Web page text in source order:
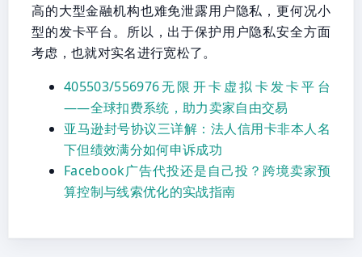
高的大型金融机构也难免泄露用户隐私，更何况小
型的发卡平台。所以，出于保护用户隐私安全方面
考虑，也就对实名进行宽松了。
405503/556976无限开卡虚拟卡发卡平台
——全球扣费系统，助力卖家自由交易
亚马逊封号协议三详解：法人信用卡非本人名
下但绩效满分如何申诉成功
Facebook广告代投还是自己投？跨境卖家预
算控制与线索优化的实战指南